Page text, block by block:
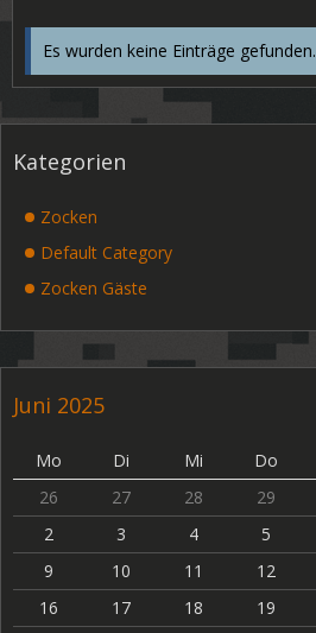
Es wurden keine Einträge gefunden.
Kategorien
Zocken
Default Category
Zocken Gäste
Juni 2025
Mo Di Mi Do
26
27 28 29
2
3 4 5
9
10 11 12
16
17 18 19